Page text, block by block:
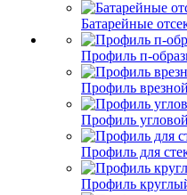
Батарейные
Профиль п-
Профиль врезной
Профиль угловой
Профиль для
Профиль